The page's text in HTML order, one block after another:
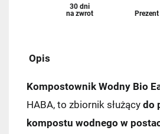
30 dni
na zwrot
Opis
Kompostownik Wodny Bio
HABA, to zbiornik służący do
kompostu wodnego w